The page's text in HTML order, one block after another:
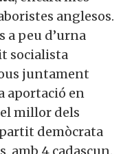
deguda
els
que les
guanyador
que va votar
Unit, la
mínima, 5